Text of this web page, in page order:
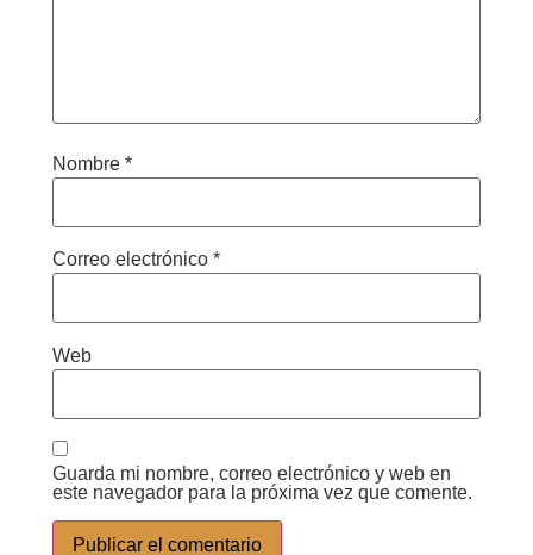
Nombre *
Correo electrónico *
Web
Guarda mi nombre, correo electrónico y web en
este navegador para la próxima vez que comente.